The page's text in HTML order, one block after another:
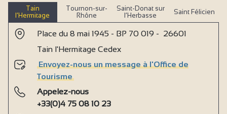
Tain
l’Hermitage
Tournon-sur-
Rhône
Saint-Donat sur
l’Herbasse
Saint Félicien
Place du 8 mai 1945 - BP 70 019 - 26601
Tain l'Hermitage Cedex
Envoyez-nous un message à l'Office de
Tourisme
Appelez-nous
+33(0)4 75 08 10 23